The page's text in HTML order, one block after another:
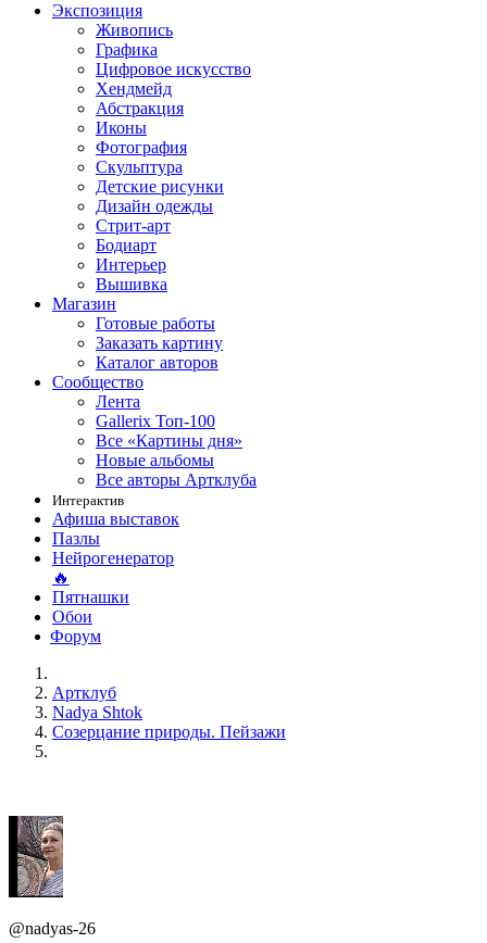
Экспозиция
Живопись
Графика
Цифровое искусство
Хендмейд
Абстракция
Иконы
Фотография
Скульптура
Детские рисунки
Дизайн одежды
Стрит-арт
Бодиарт
Интерьер
Вышивка
Магазин
Готовые работы
Заказать картину
Каталог авторов
Сообщество
Лента
Gallerix Топ-100
Все «Картины дня»
Новые альбомы
Все авторы Артклуба
Интерактив
Афиша выставок
Пазлы
Нейрогенератор
🔥
Пятнашки
Обои
Форум
Артклуб
Nadya Shtok
Созерцание природы. Пейзажи
@nadyas-26